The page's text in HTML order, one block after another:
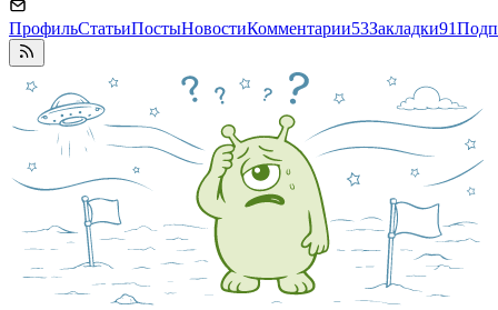
ПрофильСтатьиПостыНовостиКомментарии53Закладки91